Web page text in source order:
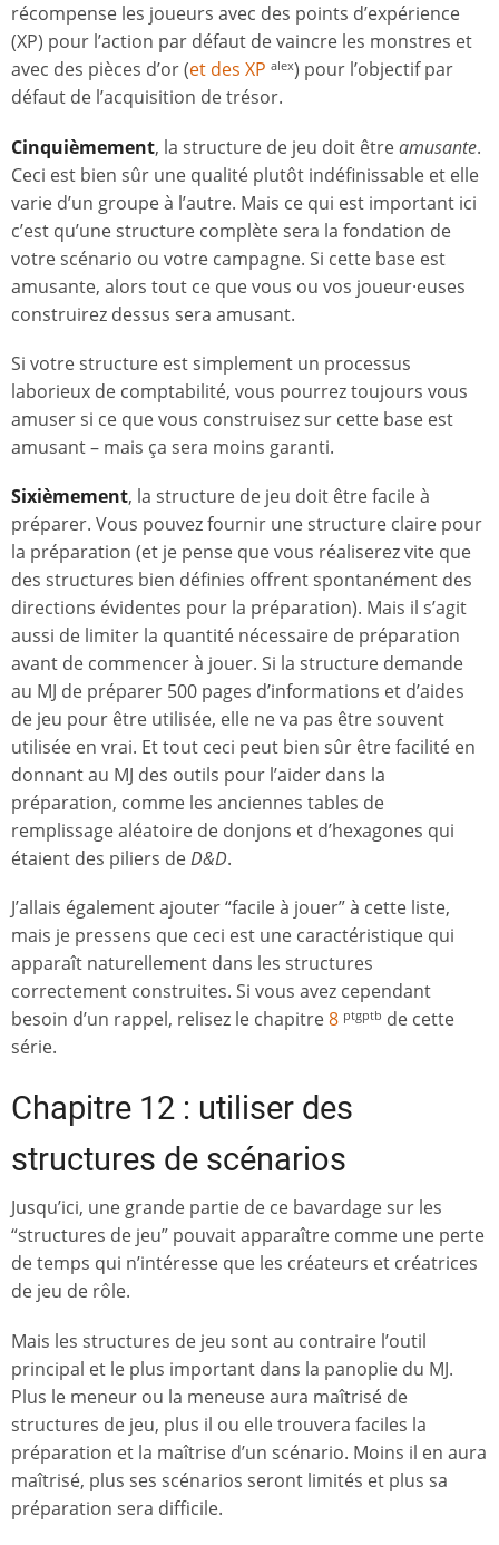
récompense les joueurs avec des points d’expérience
(XP) pour l’action par défaut de vaincre les monstres et
avec des pièces d’or (et des XP alex) pour l’objectif par
défaut de l’acquisition de trésor.
Cinquièmement, la structure de jeu doit êtreamusante.
Ceci est bien sûr une qualité plutôt indéfinissable et elle
varie d’un groupe à l’autre. Mais ce qui est important ici
c’est qu’une structure complète sera la fondation de
votre scénario ou votre campagne. Si cette base est
amusante, alors tout ce que vous ou vos joueur·euses
construirez dessus sera amusant.
Si votre structure est simplement un processus
laborieux de comptabilité, vous pourrez toujours vous
amuser si ce que vous construisez sur cette base est
amusant – mais ça sera moins garanti.
Sixièmement, la structure de jeu doit être facile à
préparer. Vous pouvez fournir une structure claire pour
la préparation (et je pense que vous réaliserez vite que
des structures bien définies offrent spontanément des
directions évidentes pour la préparation). Mais il s’agit
aussi de limiter la quantité nécessaire de préparation
avant de commencer à jouer. Si la structure demande
au MJ de préparer 500 pages d’informations et d’aides
de jeu pour être utilisée, elle ne va pas être souvent
utilisée en vrai. Et tout ceci peut bien sûr être facilité en
donnant au MJ des outils pour l’aider dans la
préparation, comme les anciennes tables de
remplissage aléatoire de donjons et d’hexagones qui
étaient des piliers deD&D.
J’allais également ajouter “facile à jouer” à cette liste,
mais je pressens que ceci est une caractéristique qui
apparaît naturellement dans les structures
correctement construites. Si vous avez cependant
besoin d’un rappel, relisez le chapitre8 ptgptb de cette
série.
Chapitre 12 : utiliser des
structures de scénarios
Jusqu’ici, une grande partie de ce bavardage sur les
“structures de jeu” pouvait apparaître comme une perte
de temps qui n’intéresse que les créateurs et créatrices
de jeu de rôle.
Mais les structures de jeu sont au contraire l’outil
principal et le plus important dans la panoplie du MJ.
Plus le meneur ou la meneuse aura maîtrisé de
structures de jeu, plus il ou elle trouvera faciles la
préparation et la maîtrise d’un scénario. Moins il en aura
maîtrisé, plus ses scénarios seront limités et plus sa
préparation sera difficile.